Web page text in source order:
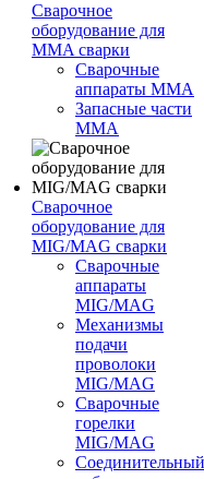
Сварочное
оборудование для
MMA сварки
Сварочные
аппараты MMA
Запасные части
MMA
Сварочное
оборудование для
MIG/MAG сварки
Сварочные
аппараты
MIG/MAG
Механизмы
подачи
проволоки
MIG/MAG
Сварочные
горелки
MIG/MAG
Соединительный